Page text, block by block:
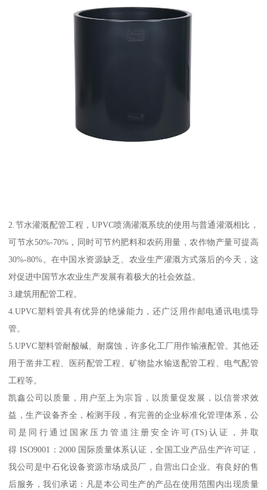
2.节水灌溉配管工程，UPVC喷滴灌溉系统的使用与普通灌溉相比，
可节水50%-70%，同时可节约肥料和农药用量，农作物产量可提高
30%-80%。在中国水资源缺乏、农业生产灌溉方式落后的今天，这
对促进中国节水农业生产发展有着极大的社会效益。
3.建筑用配管工程。
4.UPVC塑料管具有优异的绝缘能力，还广泛用作邮电通讯电缆导
管。
5.UPVC塑料管耐酸碱、耐腐蚀，许多化工厂用作输液配管。其他还
用于凿井工程、医药配管工程、矿物盐水输送配管工程、电气配管
工程等。
凯鑫公司以质量，用户至上为宗旨，以质量促发展，以信誉求效
益，生产设备齐全，检测手段，有完善的企业标准化管理体系，公
司是同行通过国家压力管道注册安全许可(TS)认证，并取
得 ISO9001：2000 国际质量体系认证，全国工业产品生产许可证，
我公司是中石化设备资源市场成员厂，自营出口企业。有良好的售
后服务，我们承诺：凡是本公司生产的产品在使用范围内出现质量